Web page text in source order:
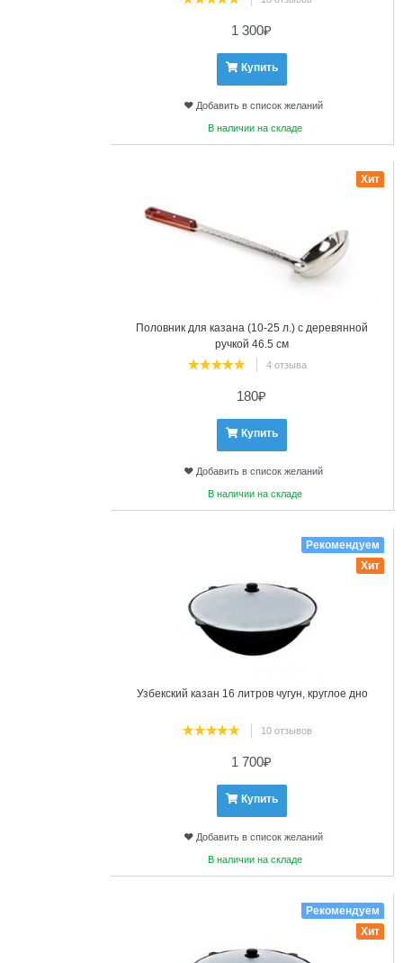
1 300₽
Купить
Добавить в список желаний
В наличии на складе
Половник для казана (10-25 л.) с деревянной
ручкой 46.5 см
4 отзыва
Хит
180₽
Купить
Добавить в список желаний
В наличии на складе
Узбекский казан 16 литров чугун, круглое дно
10 отзывов
Рекомендуем
Хит
1 700₽
Купить
Добавить в список желаний
В наличии на складе
Рекомендуем
Хит